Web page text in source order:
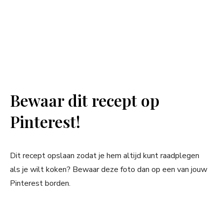
Bewaar dit recept op
Pinterest!
Dit recept opslaan zodat je hem altijd kunt raadplegen
als je wilt koken? Bewaar deze foto dan op een van jouw
Pinterest borden.